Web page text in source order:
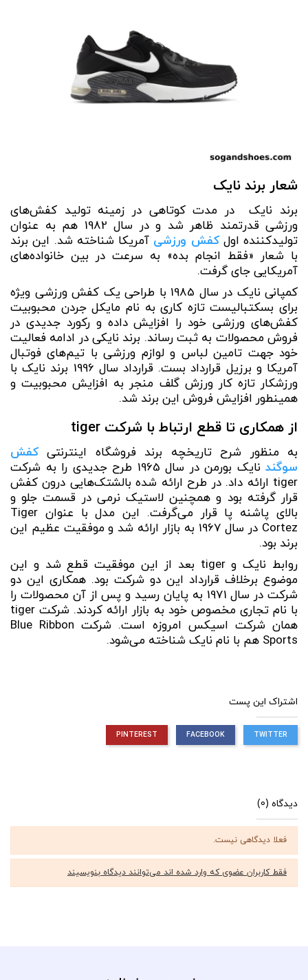
شعار برند نایک
برند نایک در مدت کوتاهی در زمینه تولید کفش‌های
ورزشی قدرتمند ظاهر شد و در سال 1982 هم به عنوان
تولیدکننده اولکفش ورزشی آمریکا شناخته شد. این برند
با شعار «فقط انجام بده» به سرعت در بین خانواده‌های
آمریکایی جای گرفت.
کمپانی نایک در سال 1985 با طراحی یک کفش ورزشی ویژه
برای بسکتبالیست تازه‌ کاری به نام مایکل جردن محبوبیت
کفش‌های ورزشی خود را افزایش داده و رکورد جدیدی در
فروش محصولات به ثبت رساند. برند نایکی در ادامه فعالیت
خود جهت تامین لباس و لوازم ورزشی با تیم‌های فوتبال
آمریکا و برزیل قرارداد بست. قرارداد سال 1996 برند نایک با
ورزشکار تازه‌ کار ورزش گلف منجر به افزایش محبوبیت و
همینطور افزایش فروش این برند شد.
از همکاری تا قطع ارتباط با شرکت tiger
به منظور شرح تاریخچه برند فروشگاه اینترنتیکفش
سوگند
نایک بورمن در سال 1965 طرح جدیدی را به شرکت
tiger ارائه داد. در طرح ارائه شده بالشتک‌هایی درون کفش
قرار گرفته بود و همچنین لاستیک نرمی در قسمت جلو و
بالای پاشنه پا قرار می‌گرفت. این مدل با عنوان Tiger
Cortez در سال 1967 به بازار ارائه شد و موفقیت عظیم این
برند بود.
روابط نایک و tiger بعد از این موفقیت قطع شد و این
موضوع برخلاف قرارداد این دو شرکت بود. همکاری این دو
شرکت در سال 1971 به پایان رسید و پس از آن محصولات را
با نام تجاری مخصوص خود به بازار ارائه کردند. شرکت tiger
همان شرکت اسیکس امروزه است. شرکت Blue Ribbon
Sports هم با نام نایک شناخته می‌شود.
اشتراک این پست
TWITTER
FACEBOOK
PINTEREST
دیدگاه (0)
فعلا دیدگاهی نیست.
فقط کاربران عضوی که وارد شده اند می‌توانند دیدگاه بنویسیند